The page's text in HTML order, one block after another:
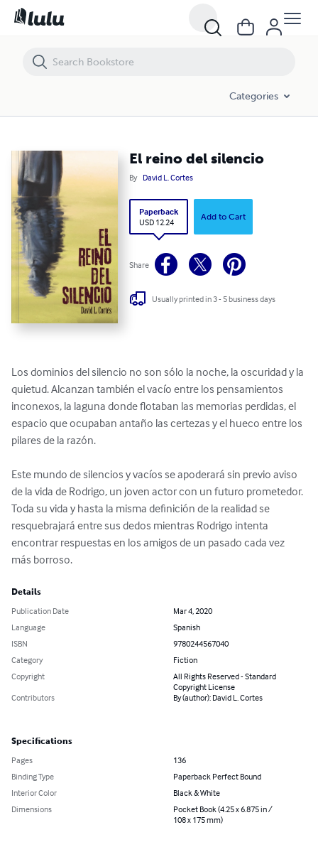
Categories
El reino del silencio
By David L. Cortes
Paperback
USD 12.24
Add to Cart
Share
Usually printed in 3 - 5 business days
Los dominios del silencio no son sólo la noche, la oscuridad y la
quietud. Alcanzan también el vacío entre los pensamientos
inconexos, la laguna donde flotaban las memorias perdidas, el
espacio que ocupaban antaño las certezas y el hueco entre los
pilares de la razón.
Este mundo de silencios y vacíos se apoderará sin previo aviso
de la vida de Rodrigo, un joven actor con un futuro prometedor.
Toda su vida y hasta la misma definición de la realidad se
resquebrajará entre sus dedos mientras Rodrigo intenta
encontrar respuestas en los amigos de un pasado cada vez
más borroso.
Details
Publication Date
Mar 4, 2020
Language
Spanish
ISBN
9780244567040
Category
Fiction
Copyright
All Rights Reserved - Standard
Copyright License
Contributors
By (author): David L. Cortes
Specifications
Pages
136
Binding Type
Paperback Perfect Bound
Interior Color
Black & White
Dimensions
Pocket Book (4.25 x 6.875 in /
108 x 175 mm)
El reino del silencio